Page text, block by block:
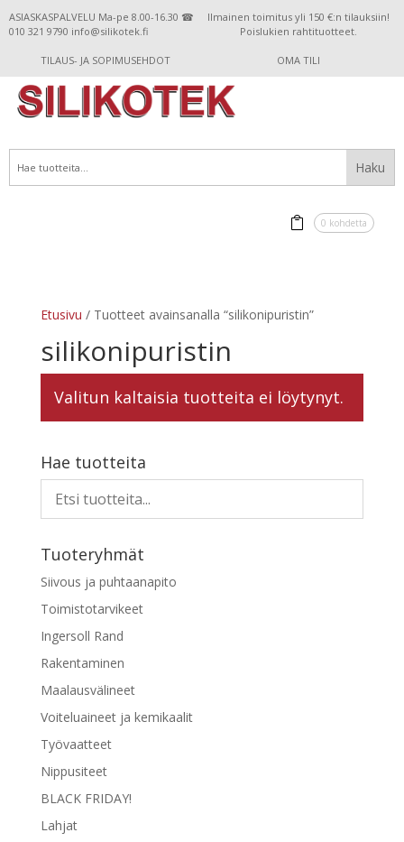
ASIASKASPALVELU Ma-pe 8.00-16.30 ☎
010 321 9790 info@silikotek.fi
Ilmainen toimitus yli 150 €:n tilauksiin!
Poislukien rahtituotteet.
TILAUS- JA SOPIMUSEHDOT OMA TILI
0 kohdetta
Etusivu / Tuotteet avainsanalla “silikonipuristin”
silikonipuristin
Valitun kaltaisia tuotteita ei löytynyt.
Hae tuotteita
Tuoteryhmät
Siivous ja puhtaanapito
Toimistotarvikeet
Ingersoll Rand
Rakentaminen
Maalausvälineet
Voiteluaineet ja kemikaalit
Työvaatteet
Nippusiteet
BLACK FRIDAY!
Lahjat